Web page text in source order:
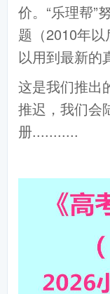
价。“乐理帮”
题（2010年
以用到最新的
这是我们推出
推迟，我们会
册...........